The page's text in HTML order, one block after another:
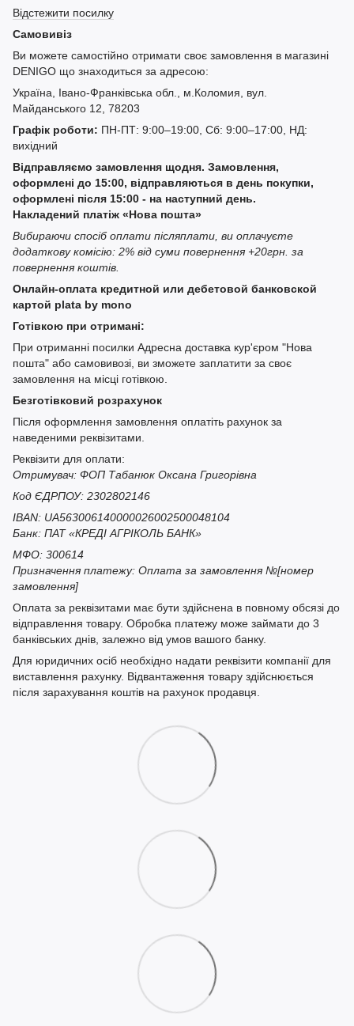
Відстежити посилку
Самовивіз
Ви можете самостійно отримати своє замовлення в магазині
DENIGO що знаходиться за адресою:
Україна, Івано-Франківська обл., м.Коломия, вул.
Майданського 12, 78203
Графік роботи: ПН-ПТ: 9:00–19:00, Сб: 9:00–17:00, НД:
вихідний
Відправляємо замовлення щодня. Замовлення,
оформлені до 15:00, відправляються в день покупки,
оформлені після 15:00 - на наступний день.
Накладений платіж «Нова пошта»
Вибираючи спосіб оплати післяплати, ви оплачуєте
додаткову комісію: 2% від суми повернення +20грн. за
повернення коштів.
Онлайн-оплата кредитной или дебетовой банковской
картой plata by mono
Готівкою при отримані:
При отриманні посилки Адресна доставка кур'єром "Нова
пошта" або самовивозі, ви зможете заплатити за своє
замовлення на місці готівкою.
Безготівковий розрахунок
Після оформлення замовлення оплатіть рахунок за
наведеними реквізитами.
Реквізити для оплати:
Отримувач: ФОП Табанюк Оксана Григорівна
Код ЄДРПОУ: 2302802146
IBAN: UA563006140000026002500048104
Банк: ПАТ «КРЕДІ АГРІКОЛЬ БАНК»
МФО: 300614
Призначення платежу: Оплата за замовлення №[номер
замовлення]
Оплата за реквізитами має бути здійснена в повному обсязі до
відправлення товару. Обробка платежу може займати до 3
банківських днів, залежно від умов вашого банку.
Для юридичних осіб необхідно надати реквізити компанії для
виставлення рахунку. Відвантаження товару здійснюється
після зарахування коштів на рахунок продавця.